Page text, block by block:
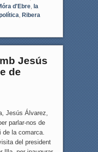
d'Ebre, la
, Ribera
Jesús
de
Jesús Álvarez,
parlar-nos de
de la comarca.
del president